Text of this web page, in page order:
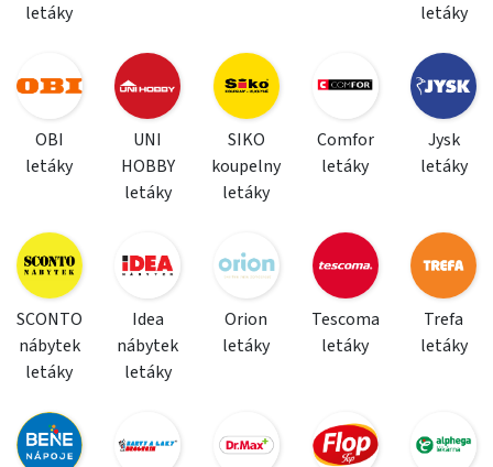
letáky
letáky
OBI
letáky
UNI
HOBBY
letáky
SIKO
koupelny
letáky
Comfor
letáky
Jysk
letáky
SCONTO
nábytek
letáky
Idea
nábytek
letáky
Orion
letáky
Tescoma
letáky
Trefa
letáky